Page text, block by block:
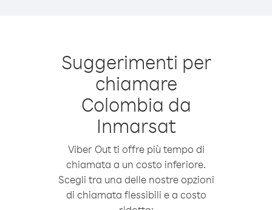
Suggerimenti per
chiamare
Colombia da
Inmarsat
Viber Out ti offre più tempo di
chiamata a un costo inferiore.
Scegli tra una delle nostre opzioni
di chiamata flessibili e a costo